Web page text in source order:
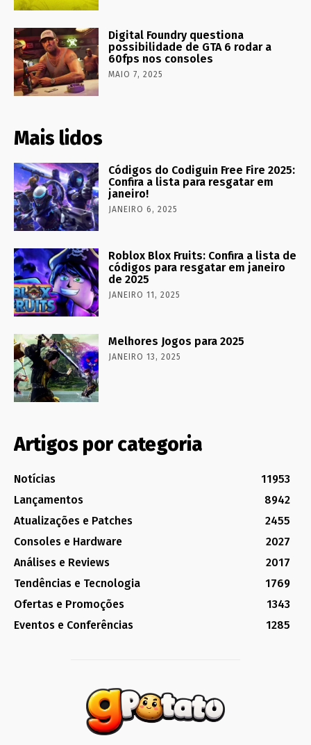
Digital Foundry questiona
possibilidade de GTA 6 rodar a
60fps nos consoles
MAIO 7, 2025
Mais lidos
Códigos do Codiguin Free Fire 2025:
Confira a lista para resgatar em
janeiro!
JANEIRO 6, 2025
Roblox Blox Fruits: Confira a lista de
códigos para resgatar em janeiro
de 2025
JANEIRO 11, 2025
Melhores Jogos para 2025
JANEIRO 13, 2025
Artigos por categoria
Notícias
11953
Lançamentos
8942
Atualizações e Patches
2455
Consoles e Hardware
2027
Análises e Reviews
2017
Tendências e Tecnologia
1769
Ofertas e Promoções
1343
Eventos e Conferências
1285